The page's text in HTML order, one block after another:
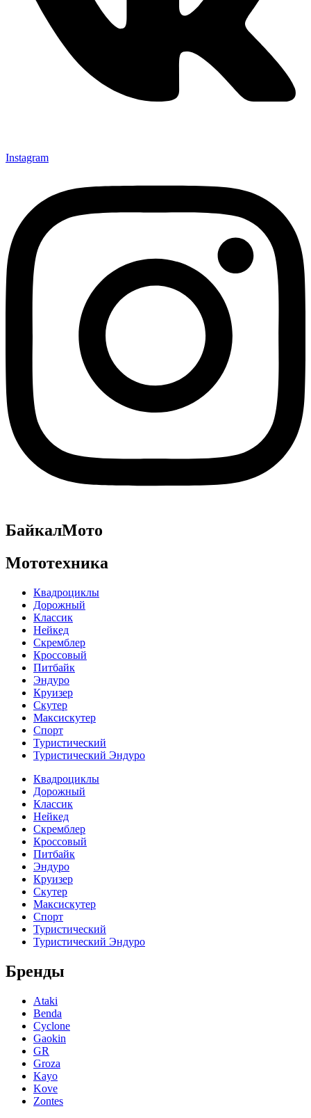
Instagram
БайкалМото
Мототехника
Квадроциклы
Дорожный
Классик
Нейкед
Скремблер
Кроссовый
Питбайк
Эндуро
Круизер
Скутер
Максискутер
Спорт
Туристический
Туристический Эндуро
Квадроциклы
Дорожный
Классик
Нейкед
Скремблер
Кроссовый
Питбайк
Эндуро
Круизер
Скутер
Максискутер
Спорт
Туристический
Туристический Эндуро
Бренды
Ataki
Benda
Cyclone
Gaokin
GR
Groza
Kayo
Kove
Zontes